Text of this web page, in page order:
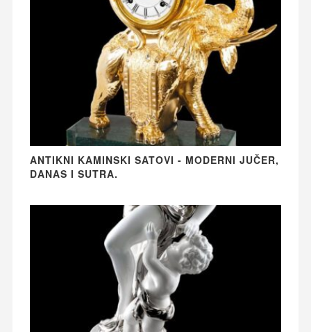
ANTIKNI KAMINSKI SATOVI - MODERNI JUČER,
DANAS I SUTRA.